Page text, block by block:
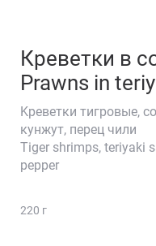
Креветки в
Prawns in
Kреветки тигровые,
кунжут, перец чили
Tiger shrimps, teriyaki
pepper
220 г